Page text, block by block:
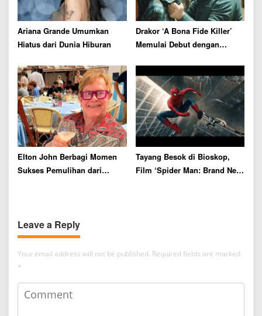
Ariana Grande Umumkan
Hiatus dari Dunia Hiburan
Drakor ‘A Bona Fide Killer’
Memulai Debut dengan
Elton John Berbagi Momen
Sukses Pemulihan dari
Tayang Besok di Bioskop,
Film ‘Spider Man: Brand New
Leave a Reply
Your email address will not be published. Required fields are marked
*